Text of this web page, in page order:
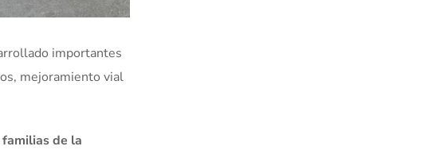
importantes
mejoramiento vial
de la